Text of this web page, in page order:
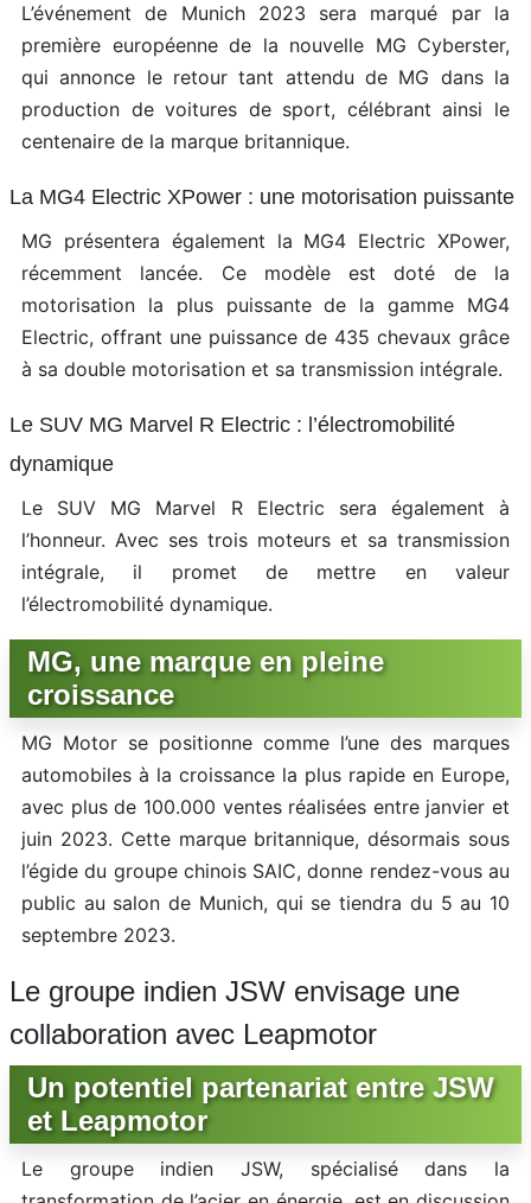
L’événement de Munich 2023 sera marqué par la
première européenne de la nouvelle MG Cyberster,
qui annonce le retour tant attendu de MG dans la
production de voitures de sport, célébrant ainsi le
centenaire de la marque britannique.
La MG4 Electric XPower : une motorisation puissante
MG présentera également la MG4 Electric XPower,
récemment lancée. Ce modèle est doté de la
motorisation la plus puissante de la gamme MG4
Electric, offrant une puissance de 435 chevaux grâce
à sa double motorisation et sa transmission intégrale.
Le SUV MG Marvel R Electric : l’électromobilité
dynamique
Le SUV MG Marvel R Electric sera également à
l’honneur. Avec ses trois moteurs et sa transmission
intégrale, il promet de mettre en valeur
l’électromobilité dynamique.
MG, une marque en pleine
croissance
MG Motor se positionne comme l’une des marques
automobiles à la croissance la plus rapide en Europe,
avec plus de 100.000 ventes réalisées entre janvier et
juin 2023. Cette marque britannique, désormais sous
l’égide du groupe chinois SAIC, donne rendez-vous au
public au salon de Munich, qui se tiendra du 5 au 10
septembre 2023.
Le groupe indien JSW envisage une
collaboration avec Leapmotor
Un potentiel partenariat entre JSW
et Leapmotor
Le groupe indien JSW, spécialisé dans la